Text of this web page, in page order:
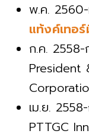
พ.ค.
แท้งค์เทอ
ก.ค. 2558-
President
เม.ย.
PTTGC